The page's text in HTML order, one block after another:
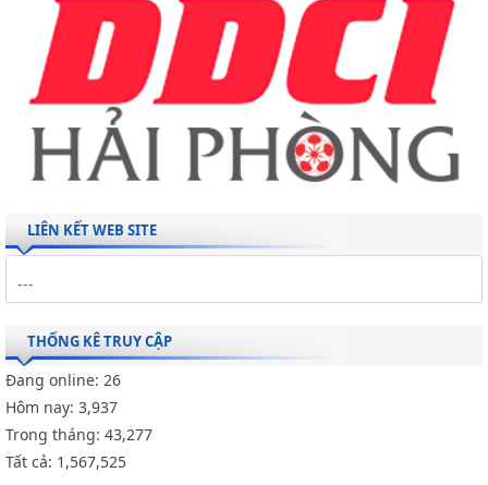
LIÊN KẾT WEB SITE
THỐNG KÊ TRUY CẬP
Đang online: 26
Hôm nay: 3,937
Trong tháng: 43,277
Tất cả: 1,567,525